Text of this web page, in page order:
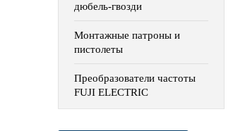
дюбель-гвозди
Монтажные патроны и
пистолеты
Преобразователи частоты
FUJI ELECTRIC